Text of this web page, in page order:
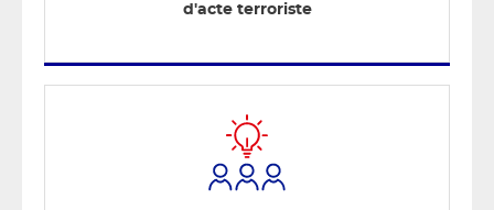
d'acte terroriste